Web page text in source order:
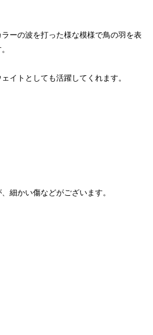
ーの波を打った様な模様で鳥の羽を表
イトとしても活躍してくれます。
細かい傷などがございます。